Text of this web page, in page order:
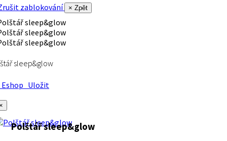
zablokování
× Zpět
sleep&glow
Uložit
Polštář sleep&glow